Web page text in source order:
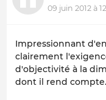
09 juin 2012 à
Impressionnant
clairement
d'objectivité à la
dont il rend compte.